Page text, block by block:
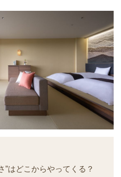
”はどこからやってくる？